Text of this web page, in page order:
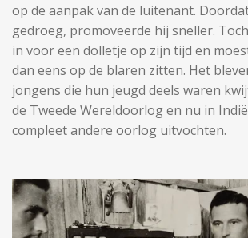
op de aanpak van de luitenant.
gedroeg, promoveerde hij sneller.
in voor een dolletje op zijn tijd en
dan eens op de blaren zitten. Het
jongens die hun jeugd deels waren
de Tweede Wereldoorlog en nu in
compleet andere oorlog uitvochten.